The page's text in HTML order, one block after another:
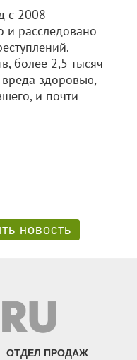
с 2008
расследовано
более 2,5 тысяч
здоровью,
и почти
новость
ОТДЕЛ ПРОДАЖ